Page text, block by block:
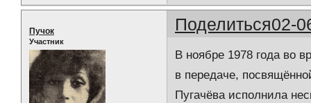
Поделиться02-
Пучок
Участник
В ноябре 1978 года во
в передаче,
Пугачёва исполнила